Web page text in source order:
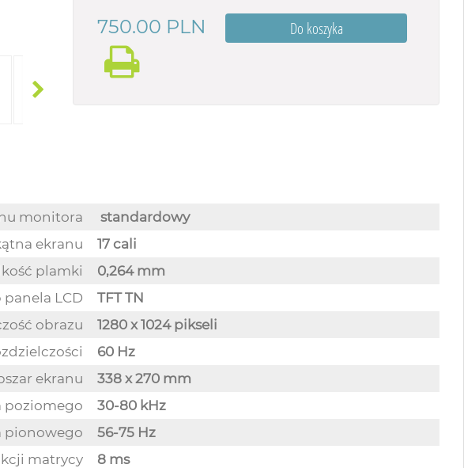
750.00 PLN
monitora
standardowy
ekranu
17 cali
plamki
0,264 mm
panela LCD
TFT TN
obrazu
1280 x 1024 pikseli
60 Hz
ekranu
338 x 270 mm
poziomego
30-80 kHz
pionowego
56-75 Hz
matrycy
8 ms